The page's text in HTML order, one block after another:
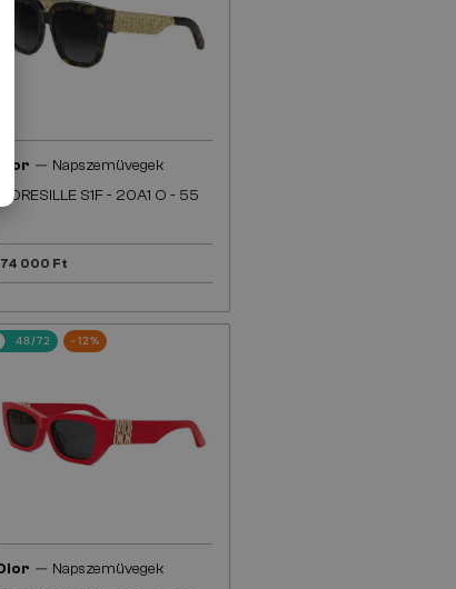
Dior — Napszemüvegek
DIORESILLE S1F - 20A1 O - 55
000 Ft
48/72 -12%
— Napszemüvegek